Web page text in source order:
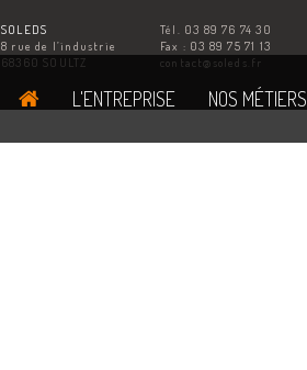
L'ENTREPRISE NOS MÉTIERS
SOLEDS
8 rue de l’industrie
68360 SOULTZ
Tél. 03 89 76 74 30
Fax : 03 89 75 71 13
contact@soleds.fr